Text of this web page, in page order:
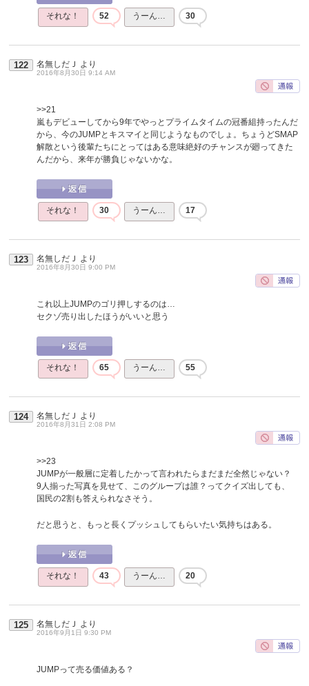
それな！ 52 うーん… 30
122 名無しだＪ より
2016年8月30日 9:14 AM
>>21
嵐もデビューしてから9年でやっとプライムタイムの冠番組持ったんだ
から、今のJUMPとキスマイと同じようなものでしょ。ちょうどSMAP
解散という後輩たちにとってはある意味絶好のチャンスが廻ってきた
んだから、来年が勝負じゃないかな。
それな！ 30 うーん… 17
123 名無しだＪ より
2016年8月30日 9:00 PM
これ以上JUMPのゴリ押しするのは…
セクゾ売り出したほうがいいと思う
それな！ 65 うーん… 55
124 名無しだＪ より
2016年8月31日 2:08 PM
>>23
JUMPが一般層に定着したかって言われたらまだまだ全然じゃない？
9人揃った写真を見せて、このグループは誰？ってクイズ出しても、
国民の2割も答えられなさそう。
だと思うと、もっと長くプッシュしてもらいたい気持ちはある。
それな！ 43 うーん… 20
125 名無しだＪ より
2016年9月1日 9:30 PM
JUMPって売る価値ある？